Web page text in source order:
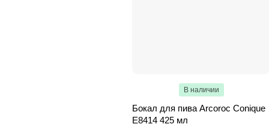
В наличии
Бокал для пива Arcoroc Conique
E8414 425 мл